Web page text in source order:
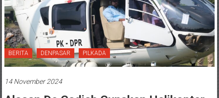
BERITA DENPASAR PILKADA
14 November 2024